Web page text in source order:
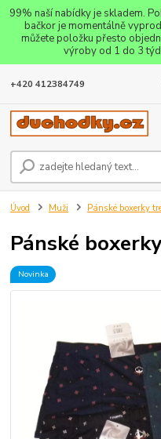
99% naší nabídky je skladem.
bačkor je momentálně
můžete položku přesto
výroby od 1 do 3
+420 412384749
Úvod Muži Pánské boxerky
Pánské
Novinka